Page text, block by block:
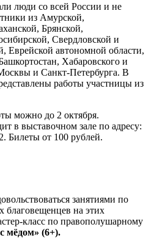
люди со всей России и не
из Амурской,
Брянской,
Свердловской и
Еврейской автономной области,
Хабаровского и
и Санкт-Петербурга. В
работы участницы из
можно до 2 октября.
в выставочном зале по адресу:
Билеты от 100 рублей.
занятиями по
на этих
класс по правополушарному
мёдом» (6+).